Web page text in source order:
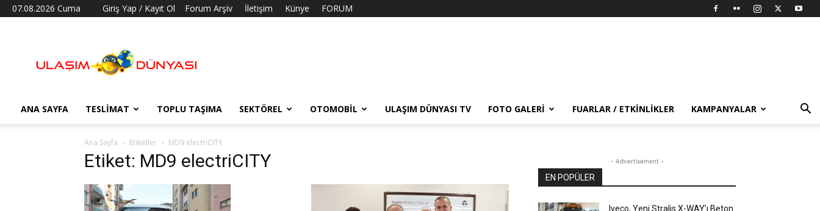
07.08.2026 Cuma Giriş Yap / Kayıt Ol Forum Arşiv İletişim Künye FORUM
Dünyası
ANA SAYFA TESLIMAT TOPLU TAŞIMA SEKTÖREL OTOMOBIL ULAŞIM DÜNYASI TV FOTO GALERI FUARLAR / ETKINLIKLER KAMPANYALAR
Ana Sayfa Etiketler MD9 electriCITY
Etiket: MD9 electriCITY - Advertisement -
EN POPÜLER
Iveco, Yeni Stralis X-WAY’ı Beton